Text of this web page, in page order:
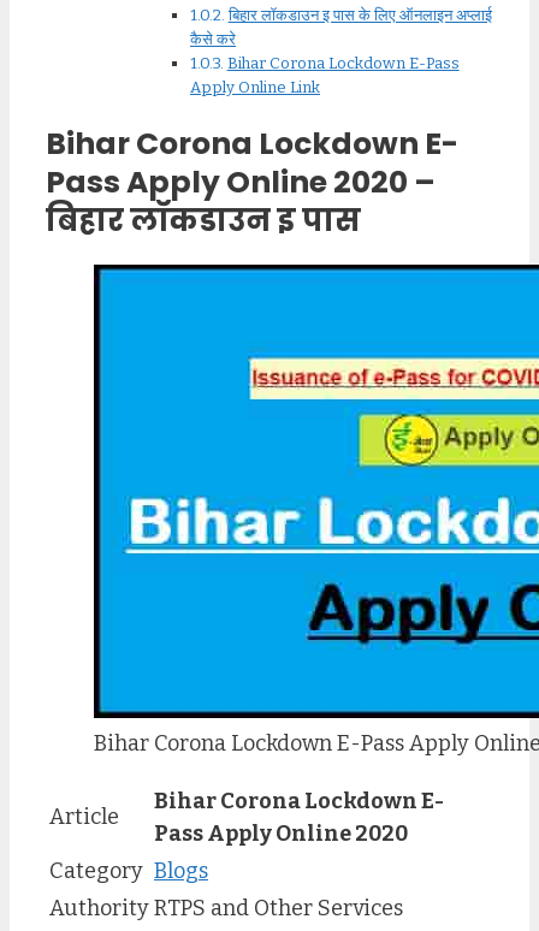
बिहार लॉकडाउन इ पास के लिए ऑनलाइन अप्लाई
कैसे करे
Bihar Corona Lockdown E-Pass
Apply Online Link
Bihar Corona Lockdown E-
Pass Apply Online 2020 –
बिहार लॉकडाउन इ पास
Bihar Corona Lockdown E-Pass Apply
Article
Bihar Corona Lockdown E-
Pass Apply Online 2020
Category Blogs
AuthorityRTPS and Other Services